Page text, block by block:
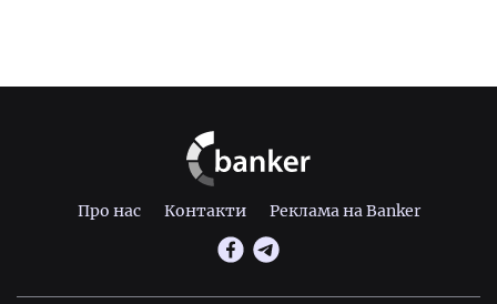
Про нас Контакти Реклама на Banker